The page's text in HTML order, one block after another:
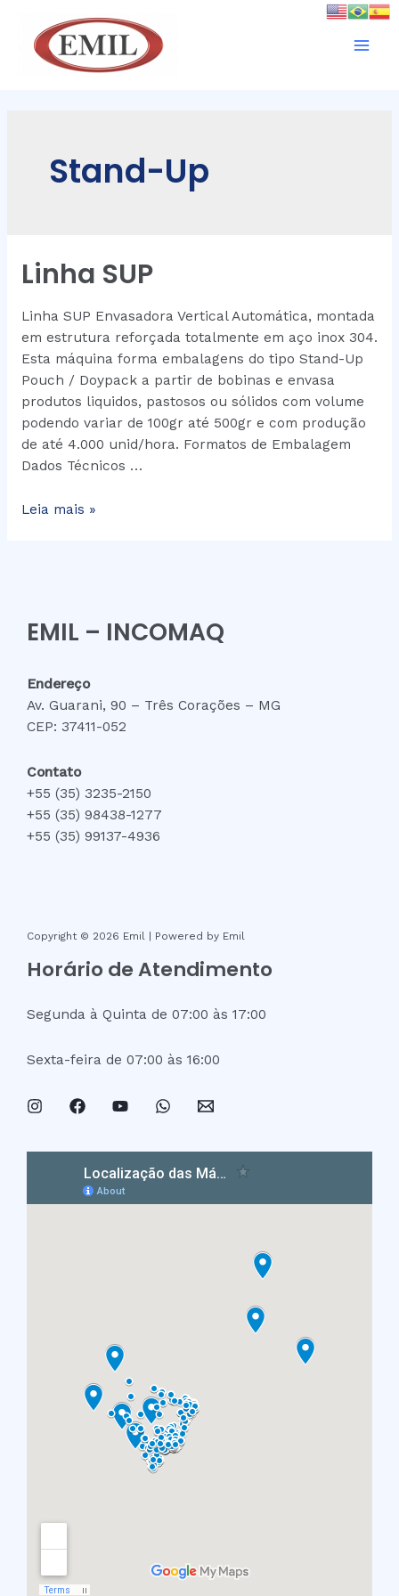
Stand-Up
Linha SUP
Linha SUP Envasadora Vertical Automática, montada
em estrutura reforçada totalmente em aço inox 304.
Esta máquina forma embalagens do tipo Stand-Up
Pouch / Doypack a partir de bobinas e envasa
produtos liquidos, pastosos ou sólidos com volume
podendo variar de 100gr até 500gr e com produção
de até 4.000 unid/hora. Formatos de Embalagem
Dados Técnicos …
Leia mais »
EMIL – INCOMAQ
Endereço
Av. Guarani, 90 – Três Corações – MG
CEP: 37411-052
Contato
+55 (35) 3235-2150
+55 (35) 98438-1277
+55 (35) 99137-4936
Copyright © 2026 Emil | Powered by Emil
Horário de Atendimento
Segunda à Quinta de 07:00 às 17:00
Sexta-feira de 07:00 às 16:00